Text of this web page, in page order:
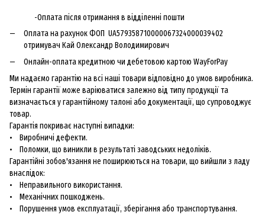
-Оплата після отримання в відділенні пошти
Оплата на рахунок ФОП UA579358710000067324000039402
отримувач Кай Олександр Володимирович
Онлайн-оплата кредитною чи дебетовою картою WayForPay
Ми надаємо гарантію на всі наші товари відповідно до умов виробника.
Термін гарантії може варіюватися залежно від типу продукції та
визначається у гарантійному талоні або документації, що супроводжує
товар.
Гарантія покриває наступні випадки:
• Виробничі дефекти.
• Поломки, що виникли в результаті заводських недоліків.
Гарантійні зобов'язання не поширюються на товари, що вийшли з ладу
внаслідок:
• Неправильного використання.
• Механічних пошкоджень.
• Порушення умов експлуатації, зберігання або транспортування.